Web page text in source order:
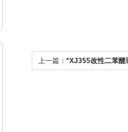
上一篇： *XJ355改性二苯醚